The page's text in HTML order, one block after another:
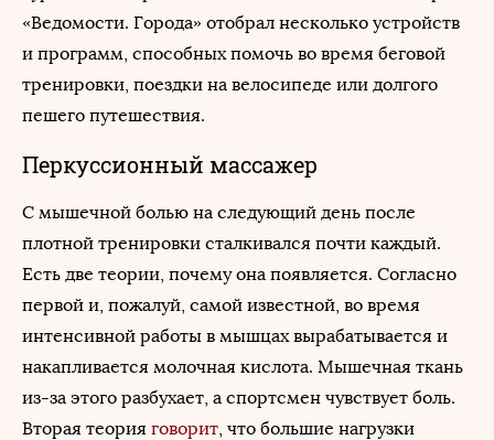
«Ведомости. Города» отобрал несколько устройств
и программ, способных помочь во время беговой
тренировки, поездки на велосипеде или долгого
пешего путешествия.
Перкуссионный массажер
С мышечной болью на следующий день после
плотной тренировки сталкивался почти каждый.
Есть две теории, почему она появляется. Согласно
первой и, пожалуй, самой известной, во время
интенсивной работы в мышцах вырабатывается и
накапливается молочная кислота. Мышечная ткань
из-за этого разбухает, а спортсмен чувствует боль.
Вторая теория говорит, что большие нагрузки